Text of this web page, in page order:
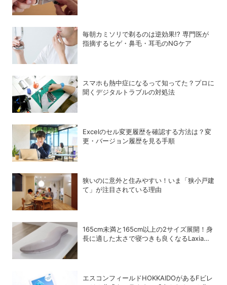
毎朝カミソリで剃るのは逆効果!? 専門医が
指摘するヒゲ・鼻毛・耳毛のNGケア
スマホも熱中症になるって知ってた？プロに
聞くデジタルトラブルの対処法
Excelのセル変更履歴を確認する方法は？変
更・バージョン履歴を見る手順
狭いのに意外と住みやすい！いま「狭小戸建
て」が注目されている理由
165cm未満と165cm以上の2サイズ展開！身
長に適した太さで寝つきも良くなるLaxiaの
エスコンフィールドHOKKAIDOがあるFビレ